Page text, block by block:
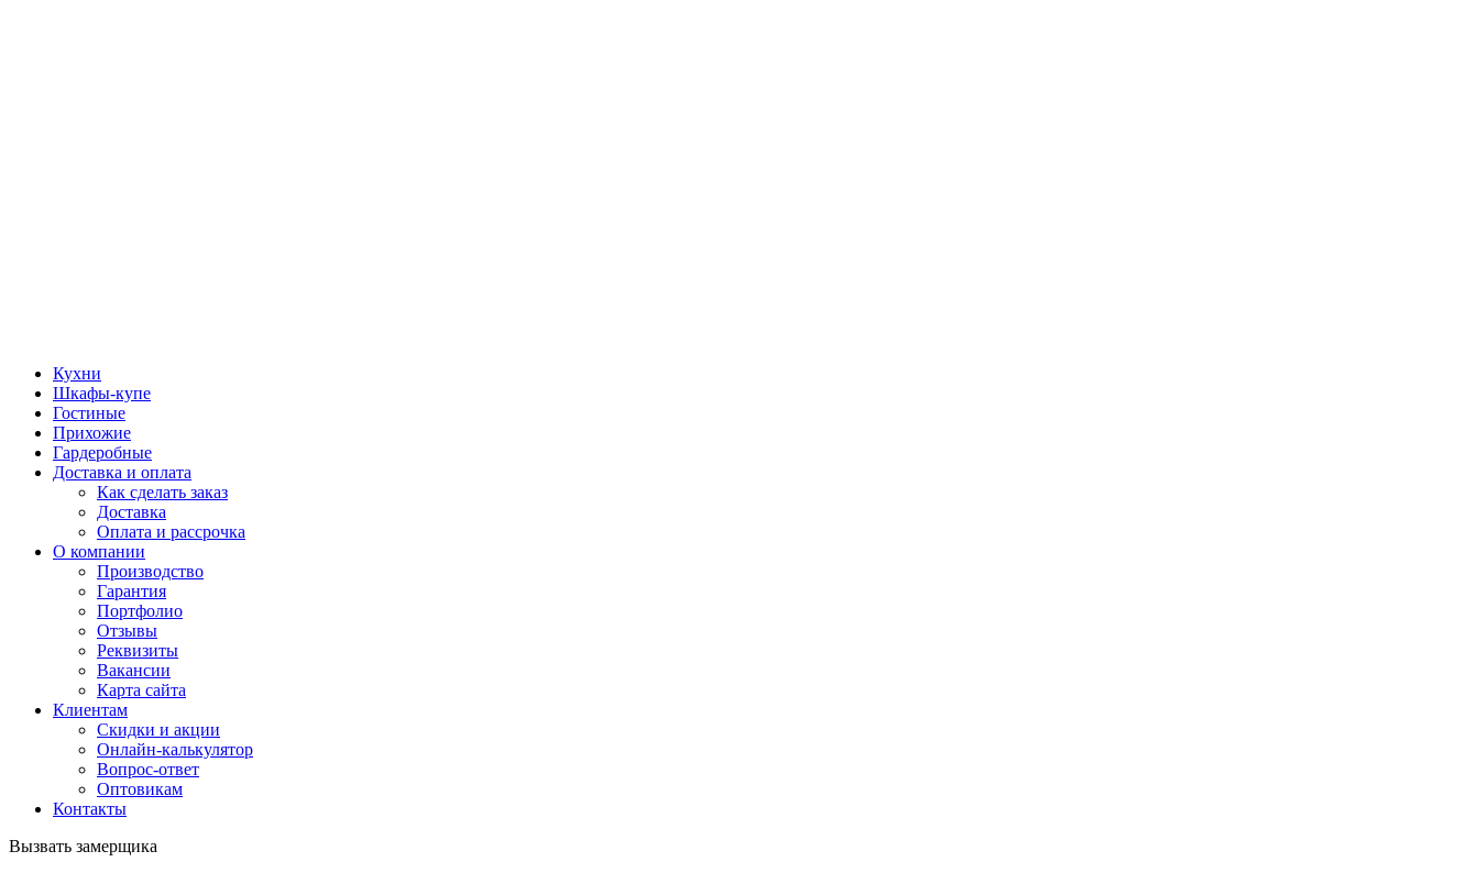
Кухни
Шкафы-купе
Гостиные
Прихожие
Гардеробные
Доставка и оплата
Как сделать заказ
Доставка
Оплата и рассрочка
О компании
Производство
Гарантия
Портфолио
Отзывы
Реквизиты
Вакансии
Карта сайта
Клиентам
Скидки и акции
Онлайн-калькулятор
Вопрос-ответ
Оптовикам
Контакты
Вызвать замерщика